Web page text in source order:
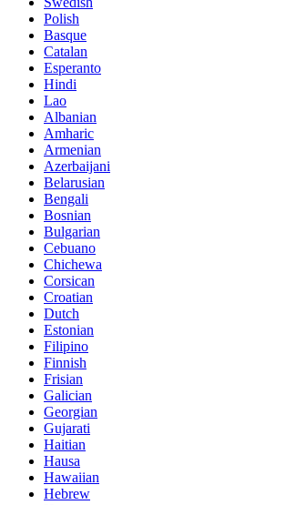
Polish
Basque
Catalan
Esperanto
Hindi
Lao
Albanian
Amharic
Armenian
Azerbaijani
Belarusian
Bengali
Bosnian
Bulgarian
Cebuano
Chichewa
Corsican
Croatian
Dutch
Estonian
Filipino
Finnish
Frisian
Galician
Georgian
Gujarati
Haitian
Hausa
Hawaiian
Hebrew